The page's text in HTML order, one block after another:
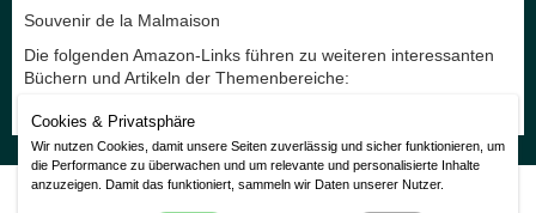
Souvenir de la Malmaison
Die folgenden Amazon-Links führen zu weiteren interessanten
Büchern und Artikeln der Themenbereiche:
Rosen
Nutzungsbedingungen|Impressum| Datenschutzerklärung
Cookies & Privatsphäre
Wir nutzen Cookies, damit unsere Seiten zuverlässig und sicher funktionieren, um
die Performance zu überwachen und um relevante und personalisierte Inhalte
anzuzeigen. Damit das funktioniert, sammeln wir Daten unserer Nutzer.